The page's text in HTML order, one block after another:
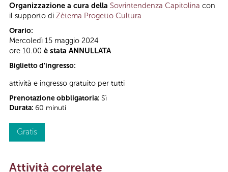
Organizzazione a cura della Sovrintendenza Capitolina con
il supporto di Zètema Progetto Cultura
Orario:
Mercoledì 15 maggio 2024
ore 10.00 è stata ANNULLATA
Biglietto d'ingresso:
attività e ingresso gratuito per tutti
Prenotazione obbligatoria: Sì
Durata: 60 minuti
Gratis
Attività correlate